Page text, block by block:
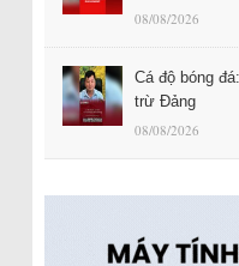
08/08/2026
Cá độ bóng
trừ Đảng
08/08/2026